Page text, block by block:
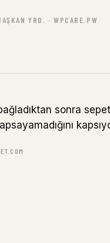
YRD. · WPCARE.PW
sonra